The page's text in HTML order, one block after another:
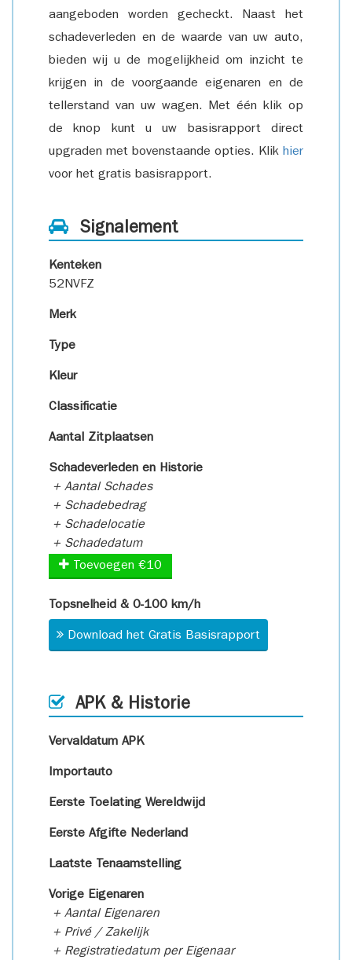
aangeboden worden gecheckt. Naast het
schadeverleden en de waarde van uw auto,
bieden wij u de mogelijkheid om inzicht te
krijgen in de voorgaande eigenaren en de
tellerstand van uw wagen. Met één klik op
de knop kunt u uw basisrapport direct
upgraden met bovenstaande opties. Klik hier
voor het gratis basisrapport.
Signalement
Kenteken
52NVFZ
Merk
Type
Kleur
Classificatie
Aantal Zitplaatsen
Schadeverleden en Historie
+ Aantal Schades
+ Schadebedrag
+ Schadelocatie
+ Schadedatum
Toevoegen €10
Topsnelheid & 0-100 km/h
Download het Gratis Basisrapport
APK & Historie
Vervaldatum APK
Importauto
Eerste Toelating Wereldwijd
Eerste Afgifte Nederland
Laatste Tenaamstelling
Vorige Eigenaren
+ Aantal Eigenaren
+ Privé / Zakelijk
+ Registratiedatum per Eigenaar